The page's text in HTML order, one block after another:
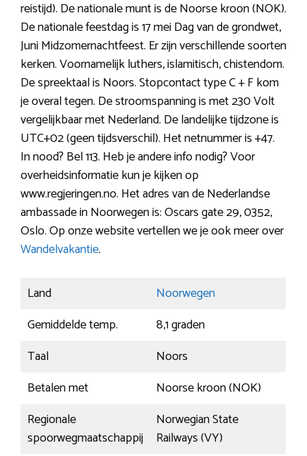
reistijd). De nationale munt is de Noorse kroon (NOK).
De nationale feestdag is 17 mei Dag van de grondwet,
Juni Midzomernachtfeest. Er zijn verschillende soorten
kerken. Voornamelijk luthers, islamitisch, chistendom.
De spreektaal is Noors. Stopcontact type C + F kom
je overal tegen. De stroomspanning is met 230 Volt
vergelijkbaar met Nederland. De landelijke tijdzone is
UTC+02 (geen tijdsverschil). Het netnummer is +47.
In nood? Bel 113. Heb je andere info nodig? Voor
overheidsinformatie kun je kijken op
www.regjeringen.no. Het adres van de Nederlandse
ambassade in Noorwegen is: Oscars gate 29, 0352,
Oslo. Op onze website vertellen we je ook meer over
Wandelvakantie.
Land
Noorwegen
Gemiddelde temp.
8,1 graden
Taal
Noors
Betalen met
Noorse kroon (NOK)
Regionale
spoorwegmaatschappij
Norwegian State
Railways (VY)